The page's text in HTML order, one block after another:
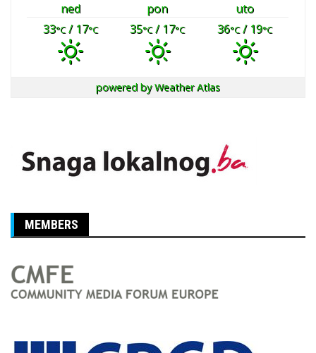
ned pon
uto
33°C/ 17°C 35°C/ 17°C 36°C/ 19°C
powered byWeather Atlas
MEMBERS